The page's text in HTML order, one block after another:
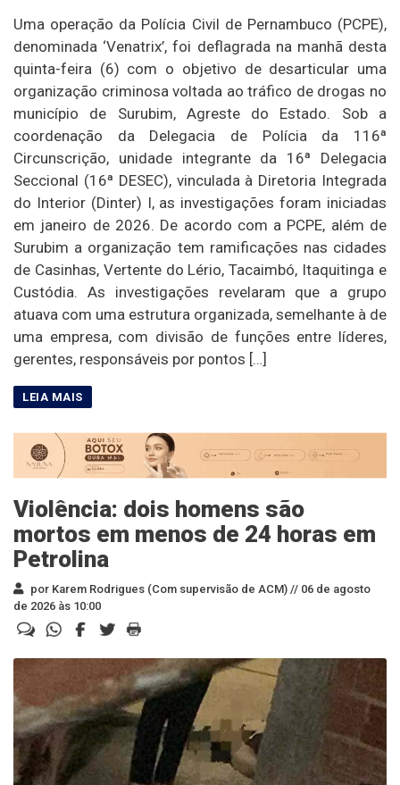
Uma operação da Polícia Civil de Pernambuco (PCPE),
denominada ‘Venatrix’, foi deflagrada na manhã desta
quinta-feira (6) com o objetivo de desarticular uma
organização criminosa voltada ao tráfico de drogas no
município de Surubim, Agreste do Estado. Sob a
coordenação da Delegacia de Polícia da 116ª
Circunscrição, unidade integrante da 16ª Delegacia
Seccional (16ª DESEC), vinculada à Diretoria Integrada
do Interior (Dinter) I, as investigações foram iniciadas
em janeiro de 2026. De acordo com a PCPE, além de
Surubim a organização tem ramificações nas cidades
de Casinhas, Vertente do Lério, Tacaimbó, Itaquitinga e
Custódia. As investigações revelaram que a grupo
atuava com uma estrutura organizada, semelhante à de
uma empresa, com divisão de funções entre líderes,
gerentes, responsáveis por pontos […]
Violência: dois homens são
mortos em menos de 24 horas em
Petrolina
por Karem Rodrigues (Com supervisão de ACM) // 06 de agosto
de 2026 às 10:00